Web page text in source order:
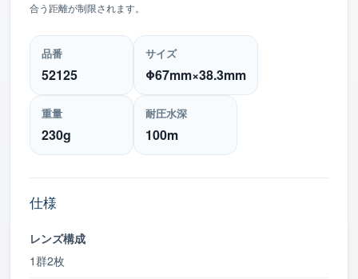
合う距離が制限されます。
品番
52125
サイズ
Φ67mm×38.3mm
重量
230g
耐圧水深
100m
仕様
レンズ構成
1群2枚